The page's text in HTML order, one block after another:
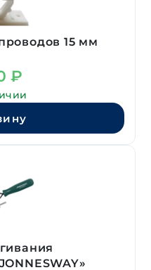
15 мм
₽